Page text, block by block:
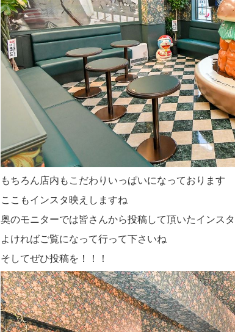
もちろん店内もこだわりいっぱいになっております
ここもインスタ映えしますね
奥のモニターでは皆さんから投稿して頂いたインス
よければご覧になって行って下さいね
そしてぜひ投稿を！！！